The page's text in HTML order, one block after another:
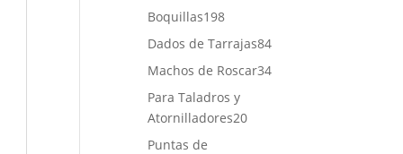
Boquillas198198
productos
Dados de Tarrajas8484
Machos de Roscar3434
Para Taladros y
Atornilladores2020
Puntas de